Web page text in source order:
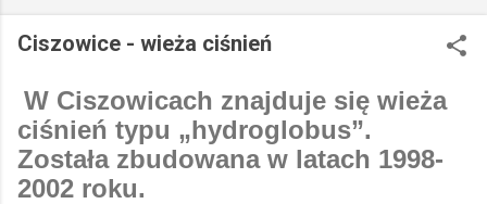
Ciszowice - wieża ciśnień
W Ciszowicach znajduje się wieża
ciśnień typu „hydroglobus”.
Została zbudowana w latach 1998-
2002 roku.